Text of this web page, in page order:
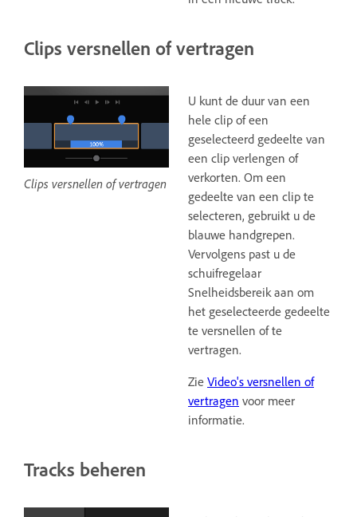
Clips versnellen of vertragen
Clips versnellen of vertragen
U kunt de duur van een
hele clip of een
geselecteerd gedeelte van
een clip verlengen of
verkorten. Om een
gedeelte van een clip te
selecteren, gebruikt u de
blauwe handgrepen.
Vervolgens past u de
schuifregelaar
Snelheidsbereik aan om
het geselecteerde gedeelte
te versnellen of te
vertragen.
Zie Video's versnellen of
vertragen voor meer
informatie.
Tracks beheren